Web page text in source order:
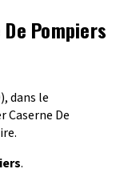
Pompiers
dans le
Caserne De
.